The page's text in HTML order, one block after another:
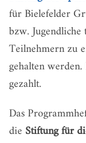
für Bielefelder
bzw.
Teilnehmern zu
gehalten
gezahlt.
Das
die Stiftung für